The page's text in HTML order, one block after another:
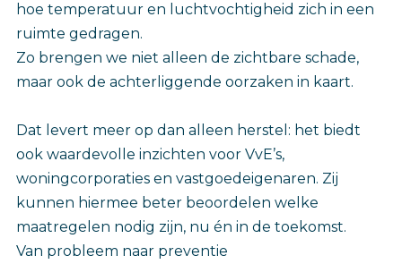
hoe temperatuur en luchtvochtigheid zich in een
ruimte gedragen.
Zo brengen we niet alleen de zichtbare schade,
maar ook de achterliggende oorzaken in kaart.
Dat levert meer op dan alleen herstel: het biedt
ook waardevolle inzichten voor VvE’s,
woningcorporaties en vastgoedeigenaren. Zij
kunnen hiermee beter beoordelen welke
maatregelen nodig zijn, nu én in de toekomst.
Van probleem naar preventie